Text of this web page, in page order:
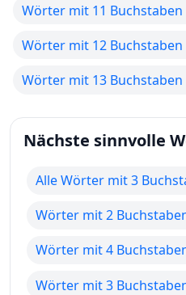
Wörter mit 11 Buchstaben
Wörter mit 12 Buchstaben
Wörter mit 13 Buchstaben
Nächste sinnvolle
Alle Wörter mit 3
Wörter mit 2
Wörter mit 4
Wörter mit 3